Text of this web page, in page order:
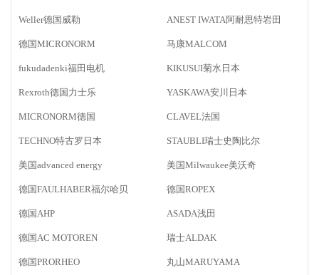
Weller德国威勒 ANEST IWATA阿耐思特岩田
德国MICRONORM 马康MALCOM
fukudadenki福田电机 KIKUSUI菊水日本
Rexroth德国力士乐 YASKAWA安川日本
MICRONORM德国 CLAVEL法国
TECHNO特古罗日本 STAUBLI瑞士史陶比尔
美国advanced energy 美国Milwaukee美沃奇
德国FAULHABER福尔哈贝 德国ROPEX
德国AHP ASADA浅田
德国AC MOTOREN 瑞士ALDAK
德国PRORHEO 丸山MARUYAMA